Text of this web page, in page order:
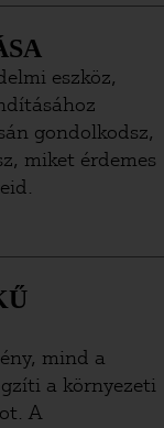
eszköz,
gondolkodsz,
miket érdemes
mind a
a környezeti
A